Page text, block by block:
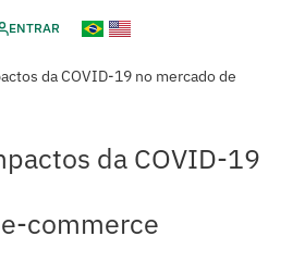
ENTRAR
da COVID-19 no mercado de
da COVID-19
commerce